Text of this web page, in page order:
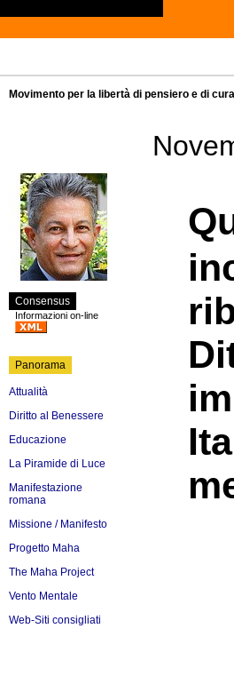
Movimento per la libertà di pensiero e di cura
Consensus
Informazioni on-line
Panorama
Attualità
Diritto al Benessere
Educazione
La Piramide di Luce
Manifestazione
romana
Missione / Manifesto
Progetto Maha
The Maha Project
Vento Mentale
Web-Siti consigliati